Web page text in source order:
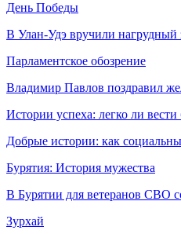
День Победы
В Улан-Удэ вручили
Парламентское обозрение
Владимир Павлов поздравил
Истории успеха: легко ли вести
Добрые истории: как
Бурятия: История мужества
В Бурятии для ветеранов СВО
Зурхай